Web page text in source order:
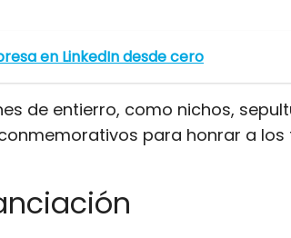
en LinkedIn desde cero
de entierro, como nichos,
para honrar a los